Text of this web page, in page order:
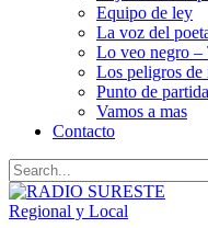
Equipo de ley
La voz del
Lo veo negro –
Los peligros de
Punto de partida
Vamos a mas
Contacto
Regional y Local